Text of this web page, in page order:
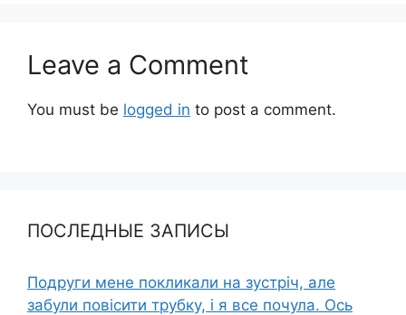
Leave a Comment
You must be logged in to post a comment.
ПОСЛЕДНЫЕ ЗАПИСЫ
Подруги мене покликали на зустріч, але
забули повісити трубку, і я все почула. Ось